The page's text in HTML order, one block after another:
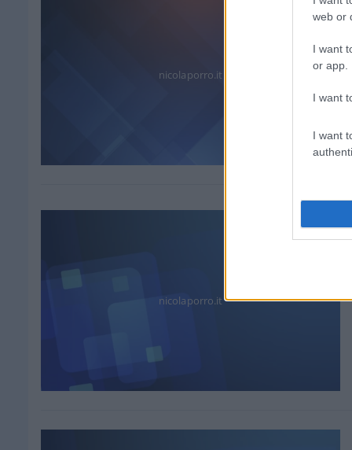
web or
I want
or app.
I want
I want
nicolaporro.it
nicolaporro.it